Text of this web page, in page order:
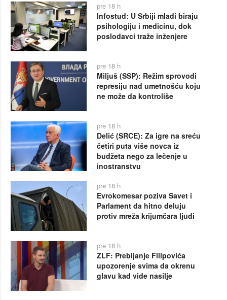
pre 18 h
Infostud: U Srbiji mladi biraju
psihologiju i medicinu, dok
poslodavci traže inženjere
pre 18 h
Miljuš (SSP): Režim sprovodi
represiju nad umetnošću koju
ne može da kontroliše
pre 18 h
Delić (SRCE): Za igre na sreću
četiri puta više novca iz
budžeta nego za lečenje u
inostranstvu
pre 18 h
Evrokomesar poziva Savet i
Parlament da hitno deluju
protiv mreža krijumčara ljudi
pre 18 h
ZLF: Prebijanje Filipovića
upozorenje svima da okrenu
glavu kad vide nasilje